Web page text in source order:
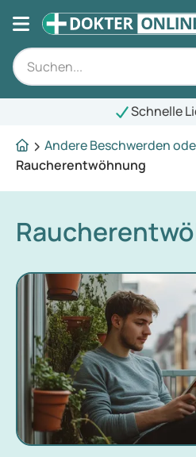
Schnelle
Andere Beschwerden
Raucherentwöhnung